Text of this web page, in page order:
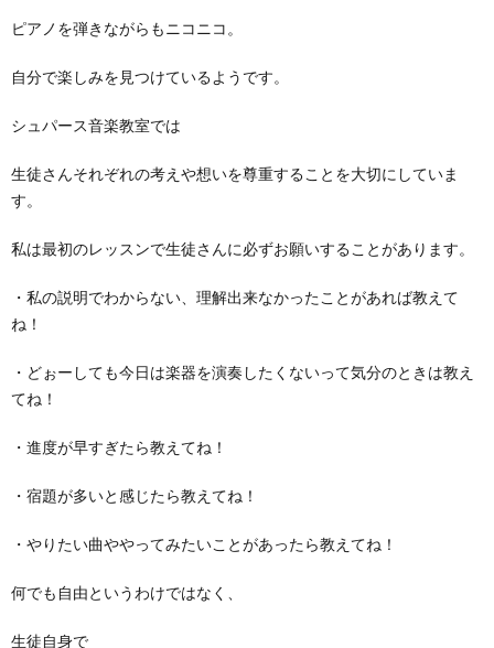
ピアノを弾きながらもニコニコ。
自分で楽しみを見つけているようです。
シュパース音楽教室では
生徒さんそれぞれの考えや想いを尊重することを大切にしていま
す。
私は最初のレッスンで生徒さんに必ずお願いすることがあります。
・私の説明でわからない、理解出来なかったことがあれば教えて
ね！
・どぉーしても今日は楽器を演奏したくないって気分のときは教え
てね！
・進度が早すぎたら教えてね！
・宿題が多いと感じたら教えてね！
・やりたい曲ややってみたいことがあったら教えてね！
何でも自由というわけではなく、
生徒自身で